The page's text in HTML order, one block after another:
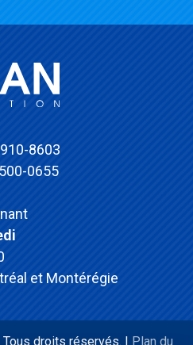
8603
0655
et Montérégie
droits réservés. | Plan du